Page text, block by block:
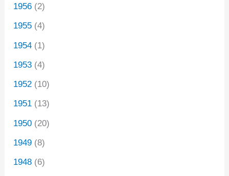
1956 (2)
1955 (4)
1954 (1)
1953 (4)
1952 (10)
1951 (13)
1950 (20)
1949 (8)
1948 (6)